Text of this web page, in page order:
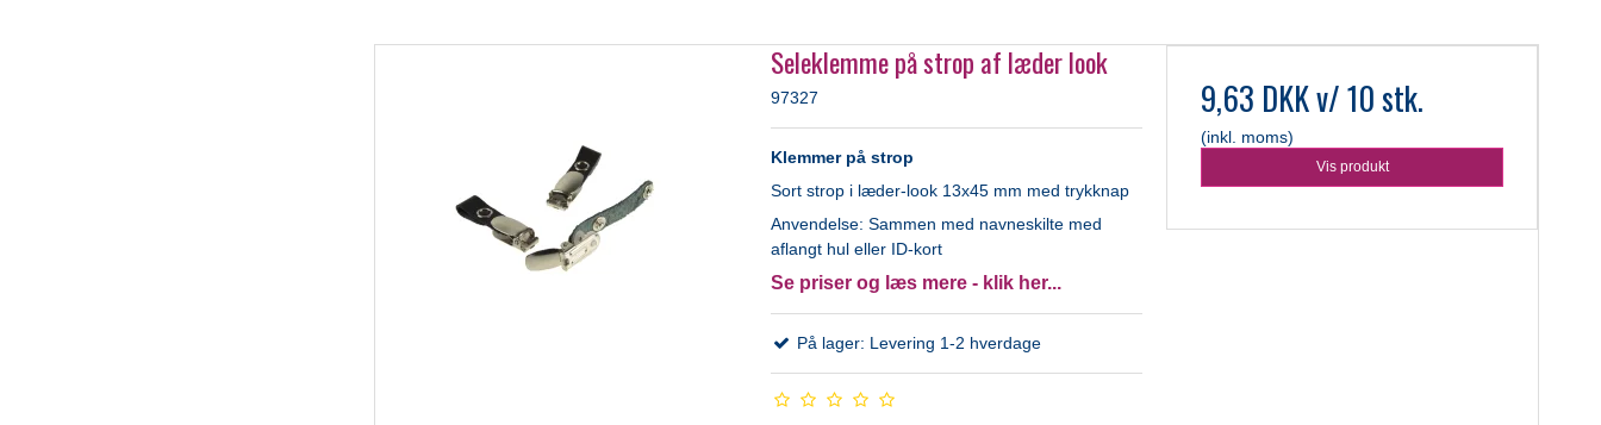
Seleklemme på strop af læder look
97327
Klemmer på strop
Sort strop i læder-look 13x45 mm med trykknap
Anvendelse: Sammen med navneskilte med
aflangt hul eller ID-kort
Se priser og læs mere - klik her...
På lager: Levering 1-2 hverdage
9,63 DKKv/ 10 stk.
(inkl. moms)
Vis produkt